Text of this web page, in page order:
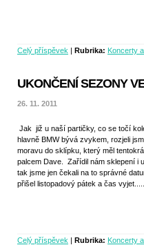
Celý příspěvek | Rubrika: Koncerty
UKONČENÍ SEZONY
26. 11. 2011
Jak již u naší partičky, co se točí
hlavně BMW bývá zvykem, rozjeli
moravu do sklípku, který měl
palcem Dave.
Zařídil nám sklepení i
tak jsme jen čekali na to správné
přišel listopadový pátek a čas vyjet......
Celý příspěvek | Rubrika: Koncerty